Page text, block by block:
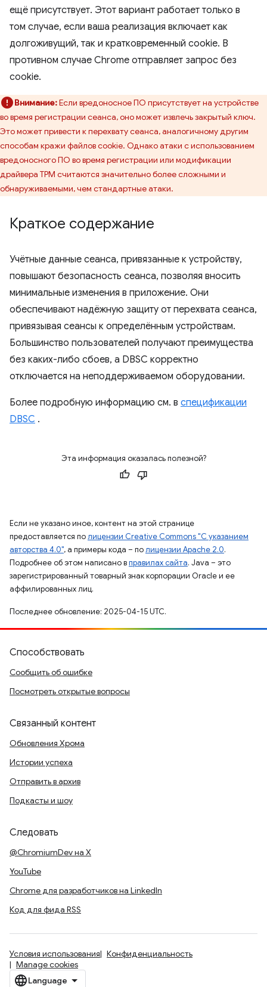
ещё присутствует. Этот вариант работает только в
том случае, если ваша реализация включает как
долгоживущий, так и кратковременный cookie. В
противном случае Chrome отправляет запрос без
cookie.
Внимание:Если вредоносное ПО присутствует на устройстве
во время регистрации сеанса, оно может извлечь закрытый ключ.
Это может привести к перехвату сеанса, аналогичному другим
способам кражи файлов cookie. Однако атаки с использованием
вредоносного ПО во время регистрации или модификации
драйвера TPM считаются значительно более сложными и
обнаруживаемыми, чем стандартные атаки.
Краткое содержание
Учётные данные сеанса, привязанные к устройству,
повышают безопасность сеанса, позволяя вносить
минимальные изменения в приложение. Они
обеспечивают надёжную защиту от перехвата сеанса,
привязывая сеансы к определённым устройствам.
Большинство пользователей получают преимущества
без каких-либо сбоев, а DBSC корректно
отключается на неподдерживаемом оборудовании.
Более подробную информацию см. в спецификации
DBSC .
Эта информация оказалась полезной?
Если не указано иное, контент на этой странице
предоставляется полицензии Creative Commons "С указанием
авторства 4.0", а примеры кода – полицензии Apache 2.0.
Подробнее об этом написано вправилах сайта. Java – это
зарегистрированный товарный знак корпорации Oracle и ее
аффилированных лиц.
Последнее обновление: 2025-04-15 UTC.
Способствовать
Сообщить об ошибке
Посмотреть открытые вопросы
Связанный контент
Обновления Хрома
Истории успеха
Отправить в архив
Подкасты и шоу
Следовать
@ChromiumDev на X
YouTube
Chrome для разработчиков на LinkedIn
Код для фида RSS
Условия использования
Конфиденциальность
Manage cookies